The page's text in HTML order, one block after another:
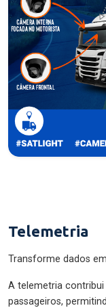
Telemetria
Transforme dados
A telemetria
passageiros,